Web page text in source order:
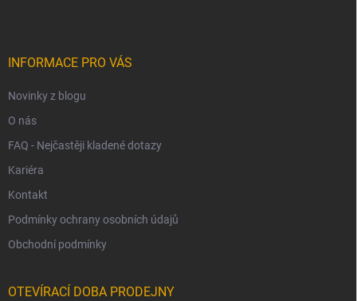
INFORMACE PRO VÁS
Novinky z blogu
O nás
FAQ - Nejčastěji kladené dotazy
Kariéra
Kontakt
Podmínky ochrany osobních údajů
Obchodní podmínky
OTEVÍRACÍ DOBA PRODEJNY